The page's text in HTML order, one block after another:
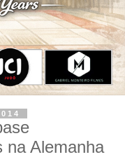
na Alemanha